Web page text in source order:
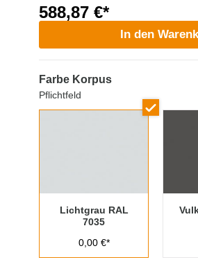
588,87 €*
In den
Farbe Korpus
Pflichtfeld
Lichtgrau RAL
7035
0,00 €*